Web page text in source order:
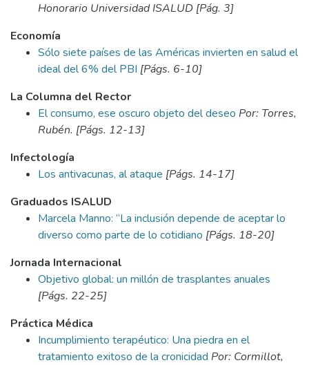
Honorario Universidad ISALUD [Pág. 3]
Economía
Sólo siete países de las Américas invierten en salud el
ideal del 6% del PBI [Págs. 6-10]
La Columna del Rector
El consumo, ese oscuro objeto del deseo Por: Torres,
Rubén. [Págs. 12-13]
Infectología
Los antivacunas, al ataque [Págs. 14-17]
Graduados ISALUD
Marcela Manno: “La inclusión depende de aceptar lo
diverso como parte de lo cotidiano [Págs. 18-20]
Jornada Internacional
Objetivo global: un millón de trasplantes anuales
[Págs. 22-25]
Práctica Médica
Incumplimiento terapéutico: Una piedra en el
tratamiento exitoso de la cronicidad Por: Cormillot,